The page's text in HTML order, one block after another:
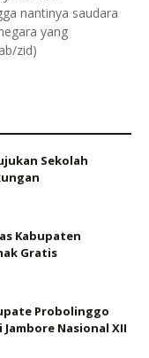
nantinya saudara
yang
zid)
Sekolah
Kabupaten
Gratis
Probolinggo
Nasional XII